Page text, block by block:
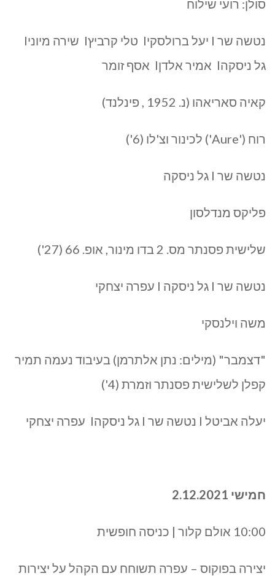
סולן: רועי שילוח
גל ניסקהI אמיר אלדןI אסף זומר
קאיה סאריאהו (נ. 1952 , פינלנד)
רוח ('Aure') לכינור וצ'לו (6')
נטשה שר I גל ניסקה
פליקס מנדלסון
שלישית פסנתר מס. 2 בדו מינור, אופ. 66 (27')
נטשה שר I גל ניסקה I עפרה יצחקי
משה וילנסקי
"דצמבר" (מילים: נתן אלתרמן) בעיבוד נעמה תמיר
קפלן לשלישית פסנתר וזמרת (4')
יעלה אביטל I נטשה שר I גל ניסקהI עפרה יצחקי
חמישי 2.12.2021
10:00 אולם קלור | כניסה חופשית
יצירה בפוקוס – עפרה תשוחח עם הקהל על יצירות